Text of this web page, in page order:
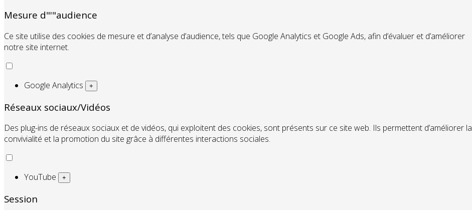
Mesure d"'"audience
Ce site utilise des cookies de mesure et d’analyse d’audience, tels que Google Analytics et Google Ads, afin d’évaluer et d’améliorer
notre site internet.
Google Analytics +
Réseaux sociaux/Vidéos
Des plug-ins de réseaux sociaux et de vidéos, qui exploitent des cookies, sont présents sur ce site web. Ils permettent d’améliorer la
convivialité et la promotion du site grâce à différentes interactions sociales.
YouTube +
Session